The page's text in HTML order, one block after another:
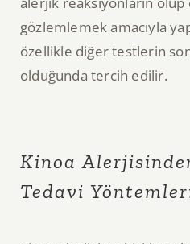
gözlemlemek amacıyla
özellikle diğer testlerin
olduğunda tercih edilir.
Kinoa
Tedavi